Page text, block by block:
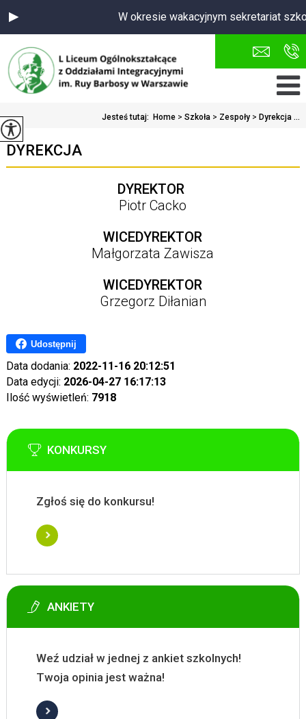
W okresie wakacyjnym sekretariat
Jesteś tutaj: Home > Szkoła > Zespoły > Dyrekcja ...
DYREKCJA
DYREKTOR
Piotr Cacko
WICEDYREKTOR
Małgorzata Zawisza
WICEDYREKTOR
Grzegorz Diłanian
Udostępnij
Data dodania: 2022-11-16 20:12:51
Data edycji: 2026-04-27 16:17:13
Ilość wyświetleń: 7918
KONKURSY
Zgłoś się do konkursu!
ANKIETY
Weź udział w jednej z ankiet szkolnych!
Twoja opinia jest ważna!